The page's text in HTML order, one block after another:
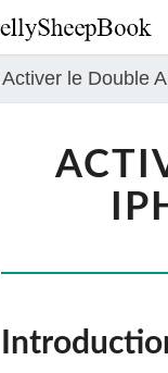
Activer le Double